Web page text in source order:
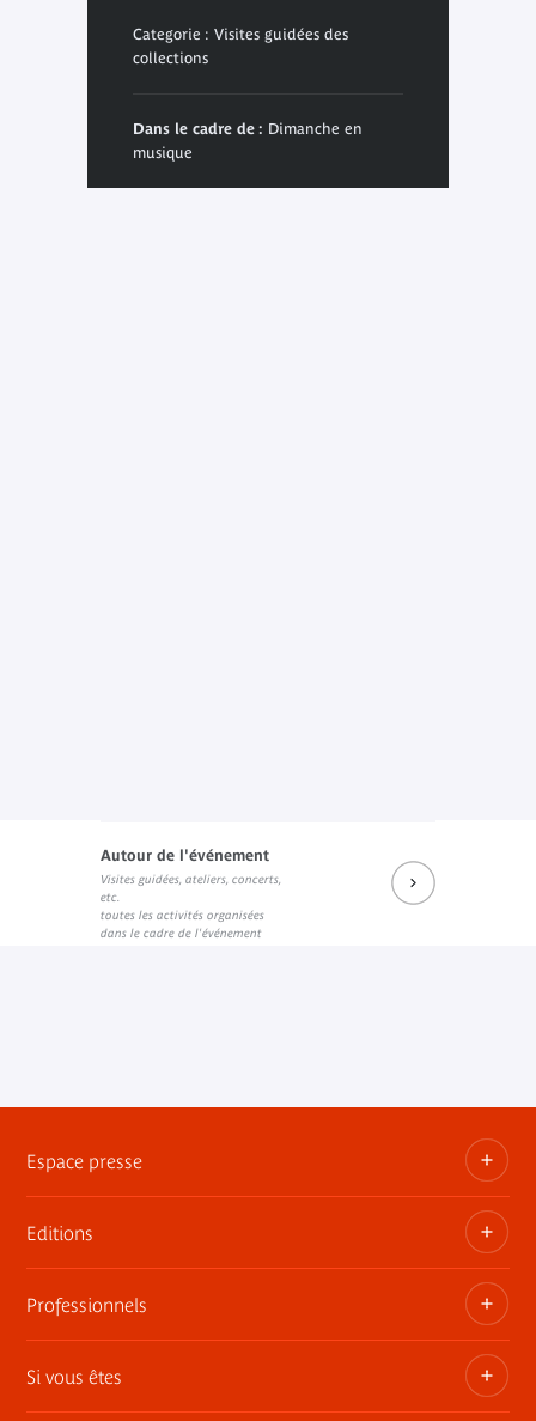
Categorie : Visites guidées des
collections
Dans le cadre de : Dimanche en
musique
Autour de l'événement
Visites guidées, ateliers, concerts,
etc.
toutes les activités organisées
dans le cadre de l'événement
Espace presse
Dossiers, communiqués, bandes annonces
Contact presse
Editions
Les publications du musée
Professionnels
Privatisez les espaces
Si vous êtes